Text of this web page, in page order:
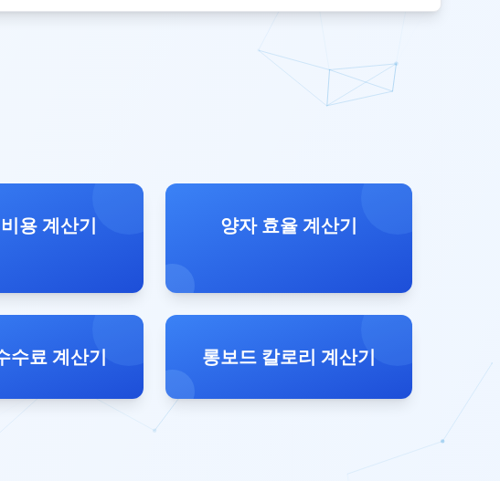
용 계산기 양자 효율 계산기
수료 계산기 롱보드 칼로리 계산기